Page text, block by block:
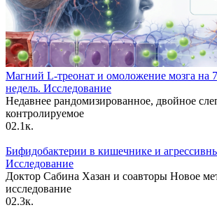
Магний L-треонат и омоложение мозга на
недель. Исследование
Недавнее рандомизированное, двойное
контролируемое
02.1к.
Бифидобактерии в кишечнике и
Исследование
Доктор Сабина Хазан и соавторы Новое
исследование
02.3к.